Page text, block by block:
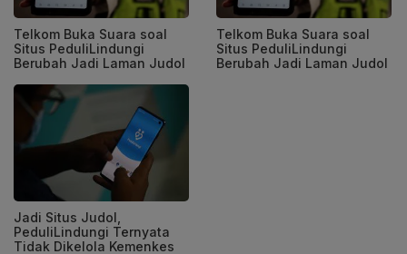
Telkom Buka Suara soal
Situs PeduliLindungi
Berubah Jadi Laman Judol
Telkom Buka Suara soal
Situs PeduliLindungi
Berubah Jadi Laman Judol
Jadi Situs Judol,
PeduliLindungi Ternyata
Tidak Dikelola Kemenkes